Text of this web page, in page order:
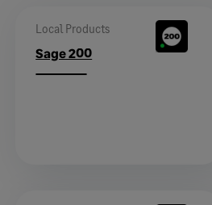
Local Products
Sage 200